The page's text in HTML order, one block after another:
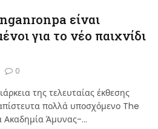
είναι
για το νέο παιχνίδι
0
της τελευταίας έκθεσης
πολλά υποσχόμενο The
Ακαδημία Άμυνας-…